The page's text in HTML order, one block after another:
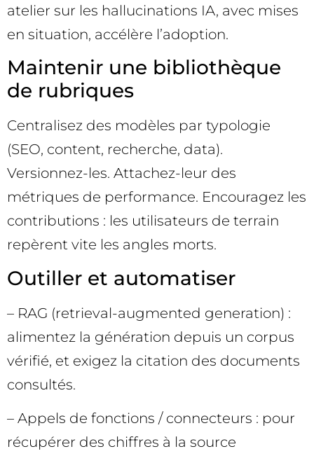
atelier sur les hallucinations IA, avec mises
en situation, accélère l’adoption.
Maintenir une bibliothèque
de rubriques
Centralisez des modèles par typologie
(SEO, content, recherche, data).
Versionnez-les. Attachez-leur des
métriques de performance. Encouragez les
contributions : les utilisateurs de terrain
repèrent vite les angles morts.
Outiller et automatiser
– RAG (retrieval-augmented generation) :
alimentez la génération depuis un corpus
vérifié, et exigez la citation des documents
consultés.
– Appels de fonctions / connecteurs : pour
récupérer des chiffres à la source